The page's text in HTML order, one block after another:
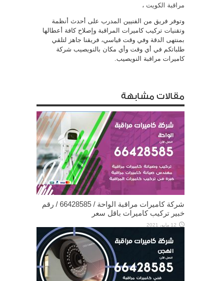
مراقبة الكويت ،
وتوفر فريق من الفنيين المدرب على أحدث أنظمة
وتقنيات تركيب كاميرات المراقبة وإصلاح كافة أعطالها
بمنتهى الدقة وفي وقت قياسي، فريقنا جاهز لتلقي
طلباتكم في أي وقت وأي مكان بالنويصيب شركة
كاميرات مراقبة النويصيب.
مقالات مشابهة
شركة كاميرات مراقبة الواحة / 66428585 / رقم
خبير تركيب كاميرات باقل سعر
12 مايو، 2021